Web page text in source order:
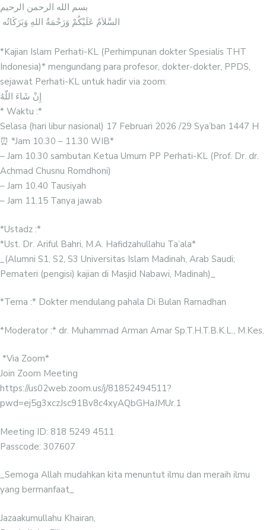
بسم الله الرحمن الرحيم
⁣⁣⁣⁣⁣ السَّلاَمُ عَلَيْكُمْ وَرَحْمَةُ اللهِ وَبَرَكَاتُه
*Kajian Islam Perhati-KL (Perhimpunan dokter Spesialis THT
Indonesia)* mengundang para profesor, dokter-dokter, PPDS,
sejawat Perhati-KL untuk hadir via zoom:
إِنْ شَاءَ اللّهُ
*️⁣ Waktu :*
Selasa (hari libur nasional) 17 Februari 2026 /29 Sya’ban 1447 H
⏰ *Jam 10.30 – 11.30 WIB*
– Jam 10.30 sambutan Ketua Umum PP Perhati-KL (Prof. Dr. dr.
Achmad Chusnu Romdhoni)
– Jam 10.40 Tausiyah
– Jam 11.15 Tanya jawab
*Ustadz :*
*Ust. Dr. Ariful Bahri, M.A. Hafidzahullahu Ta’ala*
_(Alumni S1, S2, S3 Universitas Islam Madinah, Arab Saudi;
Pemateri (pengisi) kajian di Masjid Nabawi, Madinah)_
*Tema :* Dokter mendulang pahala Di Bulan Ramadhan
*Moderator :* dr. Muhammad Arman Amar Sp.T.H.T.B.K.L., M.Kes.
️ *Via Zoom*
Join Zoom Meeting
https://us02web.zoom.us/j/81852494511?
pwd=ej5g3xczJsc91Bv8c4xyAQbGHaJMUr.1
Meeting ID: 818 5249 4511
Passcode: 307607
_⁣⁣⁣⁣⁣⁣⁣Semoga Allah mudahkan kita menuntut ilmu dan meraih ilmu
yang bermanfaat_
Jazaakumullahu Khairan,